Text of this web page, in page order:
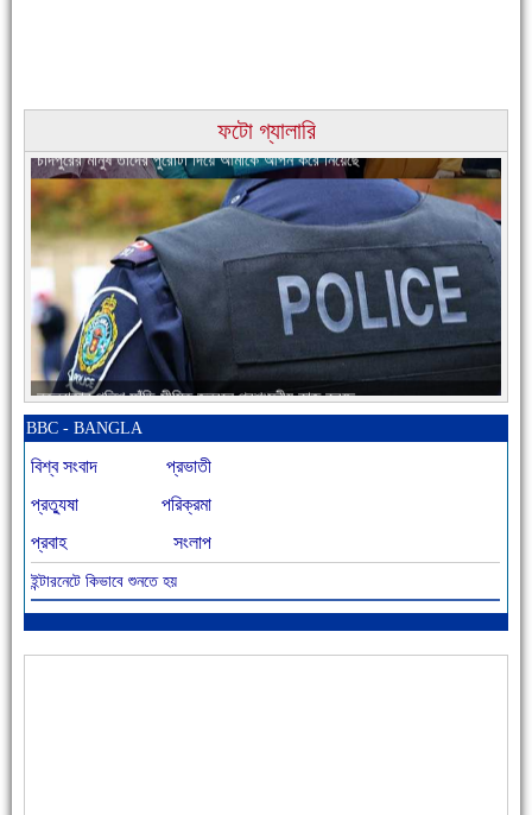
ফটো গ্যালারি
চাঁদপুরের মানুষ তাদের পুরোটা দিয়ে আমাকে আপন করে নিয়েছে
নতুনবাজার পুলিশ ফাঁড়ি সীমিত জনবলে প্রশংসনীয় কাজ করছে
আজ বিশিষ্ট শিক্ষাবিদ এ.টি. আহমেদ হোসাইন রুশদীর ৪৬তম মৃত্যুবার্ষিকী
BBC - BANGLA
বিশ্ব সংবাদ
প্রভাতী
প্রত্যুষা
পরিক্রমা
প্রবাহ
সংলাপ
ইন্টারনেটে কিভাবে শুনতে হয়